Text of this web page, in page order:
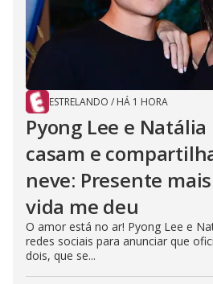
ESTRELANDO / HÁ 1 HORA
Pyong Lee e Natália
casam e
neve: Presente
vida me deu
O amor está no ar! Pyong Lee e
redes sociais para anunciar que
dois, que se...